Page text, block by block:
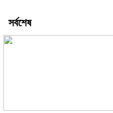
সর্বশেষ